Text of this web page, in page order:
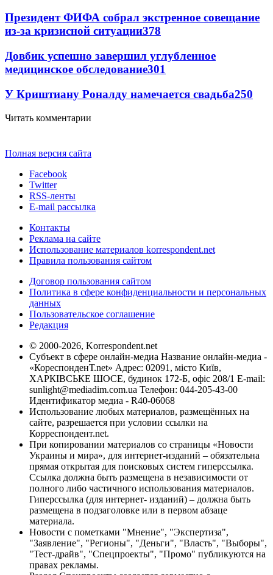
Президент ФИФА собрал экстренное совещание
из-за кризисной ситуации378
Довбик успешно завершил углубленное
медицинское обследование301
У Криштиану Роналду намечается свадьба250
Читать комментарии
Полная версия сайта
Facebook
Twitter
RSS-ленты
E-mail рассылка
Контакты
Реклама на сайте
Использование материалов korrespondent.net
Правила пользования сайтом
Договор пользования сайтом
Политика в сфере конфиденциальности и персональных
данных
Пользовательское соглашение
Редакция
© 2000-2026, Korrespondent.net
Субъект в сфере онлайн-медиа Название онлайн-медиа -
«КореспонденТ.net» Адрес: 02091, місто Київ,
ХАРКІВСЬКЕ ШОСЕ, будинок 172-Б, офіс 208/1 E-mail:
sunlight@mediadim.com.ua Телефон: 044-205-43-00
Идентификатор медиа - R40-06068
Использование любых материалов, размещённых на
сайте, разрешается при условии ссылки на
Корреспондент.net.
При копировании материалов со страницы «Новости
Украины и мира», для интернет-изданий – обязательна
прямая открытая для поисковых систем гиперссылка.
Ссылка должна быть размещена в независимости от
полного либо частичного использования материалов.
Гиперссылка (для интернет- изданий) – должна быть
размещена в подзаголовке или в первом абзаце
материала.
Новости с пометками "Мнение", "Экспертиза",
"Заявление", "Регионы", "Деньги", "Власть", "Выборы",
"Тест-драйв", "Спецпроекты", "Промо" публикуются на
правах рекламы.